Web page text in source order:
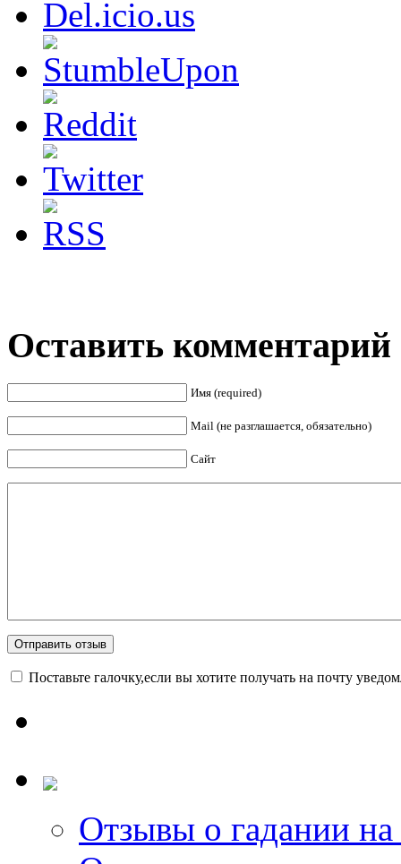
Оставить комментарий
Имя (required)
Mail (не разглашается, обязательно)
Сайт
Поставьте галочку,если вы хотите получать на почту
Отзывы о гадании на